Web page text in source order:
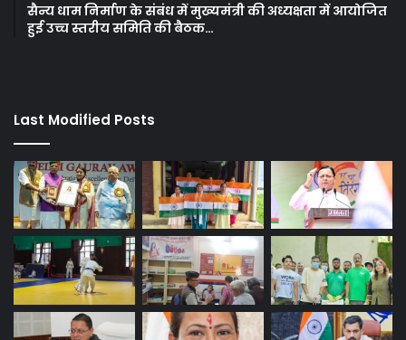
सैन्य धाम निर्माण के संबंध में मुख्यमंत्री की अध्यक्षता में आयोजित
हुई उच्च स्तरीय समिति की बैठक…
Last Modified Posts